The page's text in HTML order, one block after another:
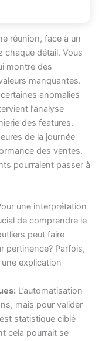
réunion, face à un
chaque détail. Vous
montre des
manquantes.
anomalies
l’analyse
des features.
de la journée
des ventes.
pourraient passer à
une interprétation
de comprendre le
peut faire
pertinence? Parfois,
explication
L’automatisation
mais pour valider
statistique ciblé
cela pourrait se